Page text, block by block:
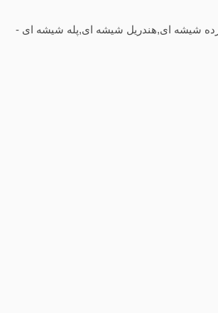
شیشه ای,هندریل شیشه ای,پله شیشه ای -